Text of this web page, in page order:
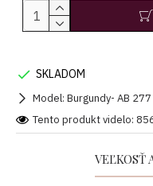
VEĽKOSŤ
SKLADOM
Model: Burgundy- AB 277
Tento produkt videlo: